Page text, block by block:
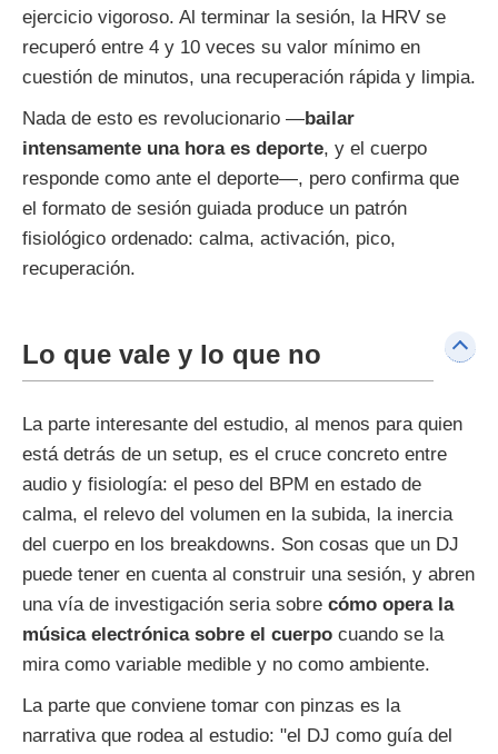
ejercicio vigoroso. Al terminar la sesión, la HRV se
recuperó entre 4 y 10 veces su valor mínimo en
cuestión de minutos, una recuperación rápida y limpia.
Nada de esto es revolucionario —bailar
intensamente una hora es deporte, y el cuerpo
responde como ante el deporte—, pero confirma que
el formato de sesión guiada produce un patrón
fisiológico ordenado: calma, activación, pico,
recuperación.
Lo que vale y lo que no
La parte interesante del estudio, al menos para quien
está detrás de un setup, es el cruce concreto entre
audio y fisiología: el peso del BPM en estado de
calma, el relevo del volumen en la subida, la inercia
del cuerpo en los breakdowns. Son cosas que un DJ
puede tener en cuenta al construir una sesión, y abren
una vía de investigación seria sobre cómo opera la
música electrónica sobre el cuerpo cuando se la
mira como variable medible y no como ambiente.
La parte que conviene tomar con pinzas es la
narrativa que rodea al estudio: "el DJ como guía del